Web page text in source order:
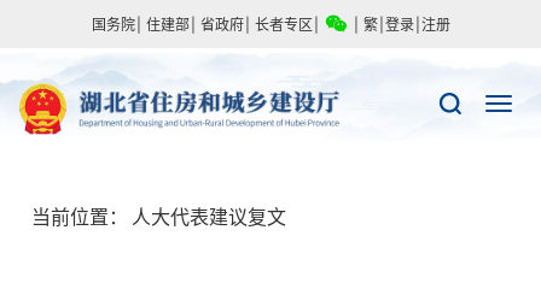
国务院 住建部 省政府 长者专区 繁 登录 注册
当前位置： 人大代表建议复文